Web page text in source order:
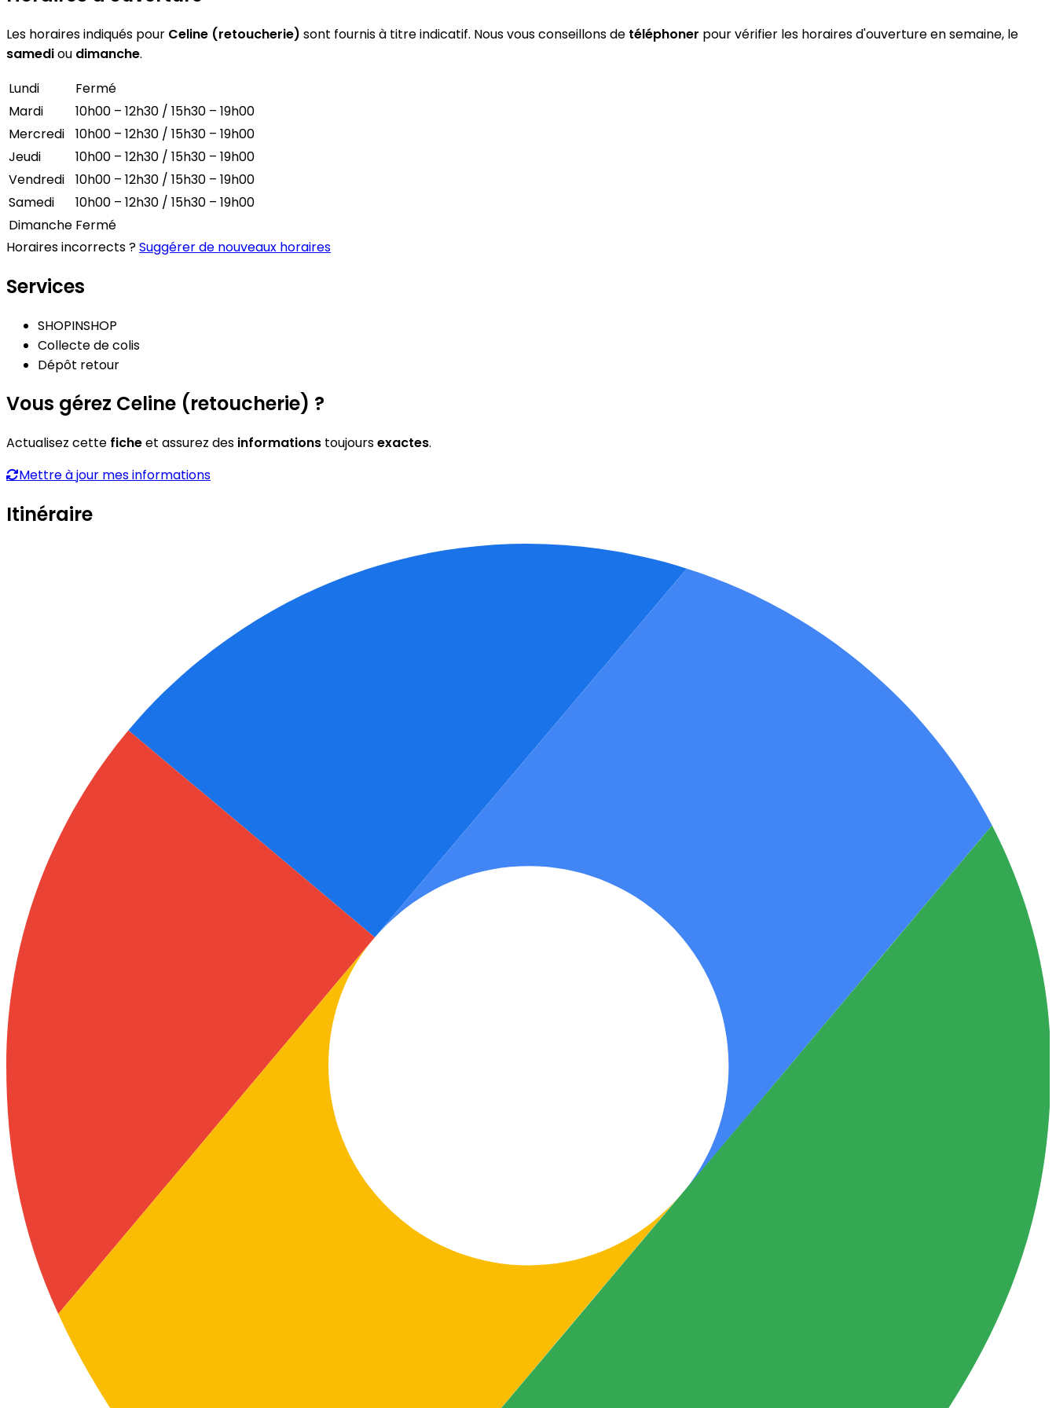
Les horaires indiqués pour Celine (retoucherie) sont fournis à titre indicatif. Nous vous conseillons de téléphoner pour vérifier les horaires d'ouverture en semaine, le
samediou dimanche.
Lundi
Fermé
Mardi
10h00 – 12h30 / 15h30 – 19h00
Mercredi
10h00 – 12h30 / 15h30 – 19h00
Jeudi
10h00 – 12h30 / 15h30 – 19h00
Vendredi
10h00 – 12h30 / 15h30 – 19h00
Samedi
10h00 – 12h30 / 15h30 – 19h00
Dimanche Fermé
Horaires incorrects ?Suggérer de nouveaux horaires
Services
SHOPINSHOP
Collecte de colis
Dépôt retour
Vous gérez Celine (retoucherie) ?
Actualisez cette ficheet assurez des informations toujoursexactes.
Mettre à jour mes informations
Itinéraire